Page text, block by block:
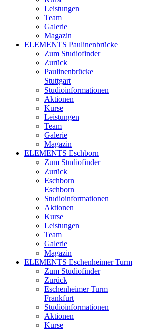
Leistungen
Team
Galerie
Magazin
ELEMENTS Paulinenbrücke
Zum Studiofinder
Zurück
Paulinen­brücke
Stuttgart
Studioinformationen
Aktionen
Kurse
Leistungen
Team
Galerie
Magazin
ELEMENTS Eschborn
Zum Studiofinder
Zurück
Esch­born
Eschborn
Studioinformationen
Aktionen
Kurse
Leistungen
Team
Galerie
Magazin
ELEMENTS Eschenheimer Turm
Zum Studiofinder
Zurück
Eschen­heimer Turm
Frankfurt
Studioinformationen
Aktionen
Kurse